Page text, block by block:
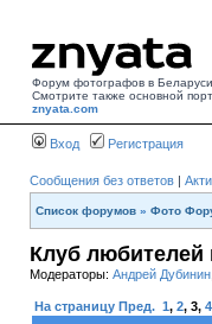
Форум фотографов в
Смотрите также основной
znyata.com
Вход Регистрация
Сообщения без ответов |
Список форумов » Фото
Клуб
Модераторы: Андрей Дубинин
На страницу Пред. 1, 2, 3, 4